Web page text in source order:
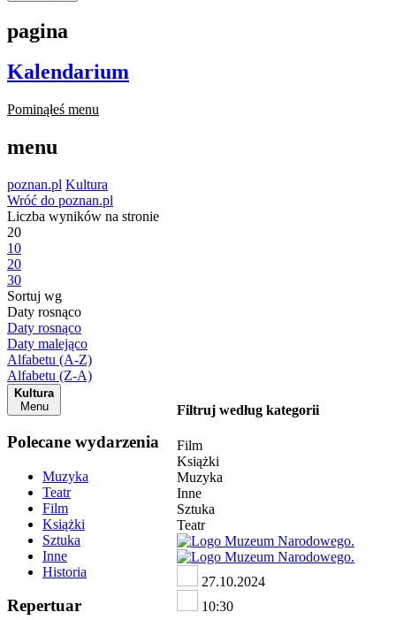
pagina
Kalendarium
Pominąłeś menu
menu
poznan.pl Kultura
Wróć do poznan.pl
Liczba wyników na stronie
20
10
20
30
Sortuj wg
Daty rosnąco
Daty rosnąco
Daty malejąco
Alfabetu (A-Z)
Alfabetu (Z-A)
Kultura
Menu
Polecane wydarzenia
Muzyka
Teatr
Film
Książki
Sztuka
Inne
Historia
Repertuar
Filtruj według kategorii
Film
Książki
Muzyka
Inne
Sztuka
Teatr
27.10.2024
10:30